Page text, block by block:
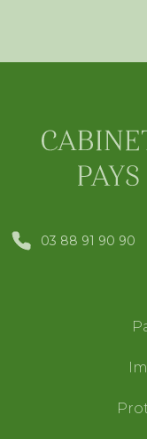
03 88 91 90 90